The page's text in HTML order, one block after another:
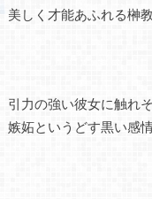
美しく才能あふれる榊
引力の強い彼女に触れ
嫉妬というどす黒い感